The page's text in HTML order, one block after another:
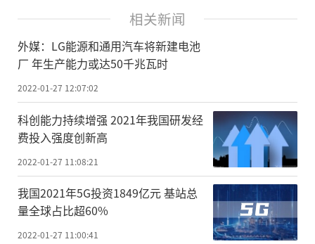
相关新闻
外媒：LG能源和通用汽车将新建电池
厂 年生产能力或达50千兆瓦时
2022-01-27 12:07:02
科创能力持续增强 2021年我国研发经
费投入强度创新高
2022-01-27 11:08:21
我国2021年5G投资1849亿元 基站总
量全球占比超60%
2022-01-27 11:00:41